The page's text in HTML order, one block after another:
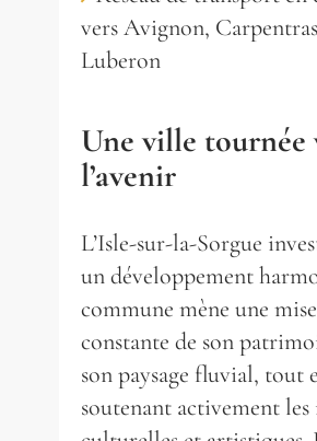
337 m² chambresterrain 18 500 m²
1 piscine
218 m² chambresterrain 626 m²
400 m² chambresterrain 1 500 m²
300 m²9chambresterrain 9 407 m²1
210 m²4chambres terrain 192 m²
vers Avignon,
Luberon
Une ville tournée
l’avenir
L’Isle-sur-la-Sorgue
un développement
commune mène une
constante de son
son paysage fluvial, tout
soutenant activement